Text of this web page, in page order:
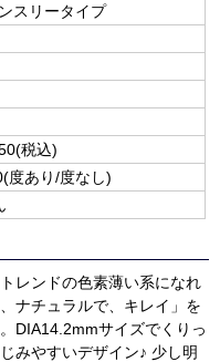
スリータイプ
税込)
度あり/度なし)
レンドの色素薄い系になれ
ナチュラルで、キレイ」を
DIA14.2mmサイズでくりっ
みやすいデザイン♪ 少し明